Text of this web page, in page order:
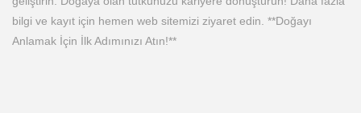
bilgi ve kayıt için hemen web sitemizi ziyaret edin. **Doğayı
Anlamak İçin İlk Adımınızı Atın!**